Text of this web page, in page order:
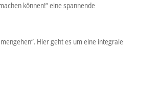
können!“ eine spannende
Hier geht es um eine integrale